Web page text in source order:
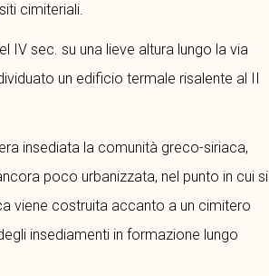
cimiteriali.
IV sec. su una lieve altura lungo la via
un edificio termale risalente al II
insediata la comunità greco-siriaca,
poco urbanizzata, nel punto in cui si
viene costruita accanto a un cimitero
insediamenti in formazione lungo